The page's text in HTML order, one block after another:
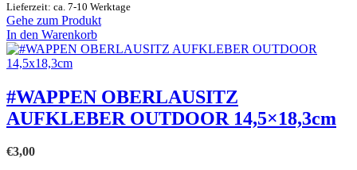
Lieferzeit: ca. 7-10 Werktage
Gehe zum Produkt
In den Warenkorb
#WAPPEN OBERLAUSITZ
AUFKLEBER OUTDOOR 14,5×18,3cm
€3,00